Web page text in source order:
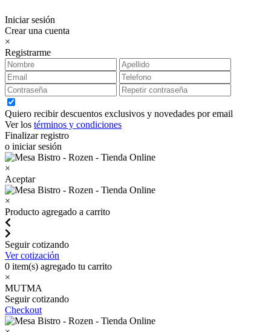
Iniciar sesión
Crear una cuenta
×
Registrarme
Quiero recibir descuentos exclusivos y novedades por email
Ver los términos y condiciones
Finalizar registro
o iniciar sesión
×
Aceptar
×
Producto agregado a carrito
Seguir cotizando
Ver cotización
0 item(s) agregado tu carrito
×
MUTMA
Seguir cotizando
Checkout